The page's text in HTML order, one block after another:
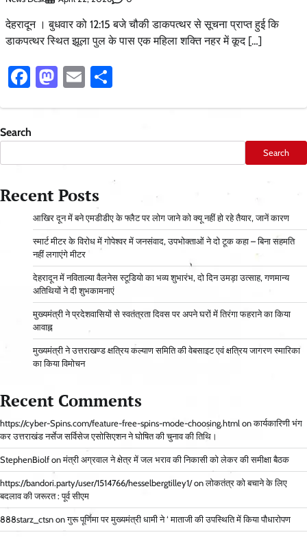
देहरादून । बुधवार को 12:15 बजे चौकी डाकपत्थर से सूचना प्राप्त हुई कि
डाकपत्थर स्थित झूला पुल के पास एक महिला शक्ति नहर में कूद […]
Facebook
Mastodon
Email
Search
Search
Recent Posts
आ​खिर दून में बने एमडीडीए के फ्लैट पर लोग जाने को क्यू नहीं हो रहे तैयार, जानें कारण
स्मार्ट मीटर के विरोध में गोपेश्वर में जनसंवाद, उपभोक्ताओं ने दो टूक कहा – बिना सहमति
नहीं लगाएंगे मीटर
देहरादून में नविताल्या वैलनेस स्टूडियो का भव्य शुभारंभ, दो दिन उमड़ा उत्साह, गणमान्य
अतिथियों ने दी शुभकामनाएं
मुख्यमंत्री ने प्रदेशवासियों से स्वतंत्रता दिवस पर अपने घरों में तिरंगा फहराने का किया
आवाह्न
मुख्यमंत्री ने उत्तराखण्ड क्षत्रिय कल्याण समिति की वेबसाइट एवं क्षत्रिय जागरण स्मारिका
का किया विमोचन
Recent Comments
https://cyber-Spins.com/feature-free-spins-mode-choosing.html onकार्यकारिणी भंग
कर उत्तराखंड नर्सेज सर्विसेज एसोसिएशन ने घोषित की चुनाव की तिथि।
StephenBiolf onमंत्री अग्रवाल ने क्षेत्र में जल भराव की निकासी को लेकर की समीक्षा बैठक
https://bandori.party/user/1514766/hesselbergtilley1/onलोकतंत्र को बचाने के लिए
बदलाव की जरूरत : पूर्व सीएम
888starz_ctsn onगुरू पूर्णिमा पर मुख्यमंत्री धामी ने ‘ माताजी की उपस्थिति में किया पौधारोपण